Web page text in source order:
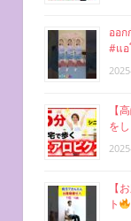
ออก
#แอ
【
を
【
ト